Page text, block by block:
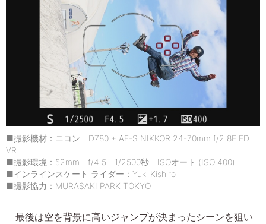
■撮影機材：ニコン D780 + AF-S NIKKOR 24-70mm f/2.8E ED
VR
■撮影環境：52mm f/4.5 1/2500秒 ISOオート (ISO 400)
■インラインスケート ライダー：Yuki Kishiro
■撮影協力：MURASAKI PARK TOKYO
最後は空を背景に高いジャンプが決まったシーンを狙い